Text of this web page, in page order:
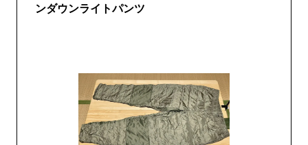
ンダウンライトパンツ